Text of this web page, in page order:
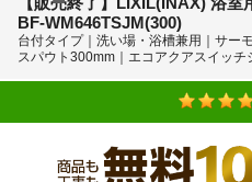
BF-WM646TSJM(300)
台付タイプ｜洗い場・浴槽兼用｜サー
スパウト300mm｜エコアクアスイッチ